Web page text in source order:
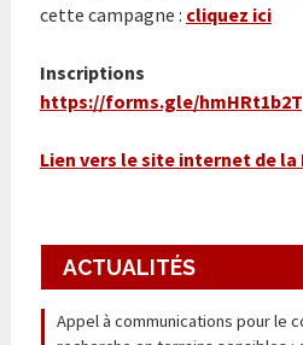
cette campagne : cliquez ici
https://forms.gle/
Lien vers le site internet de la
ACTUALITÉS
Appel à communications pour le